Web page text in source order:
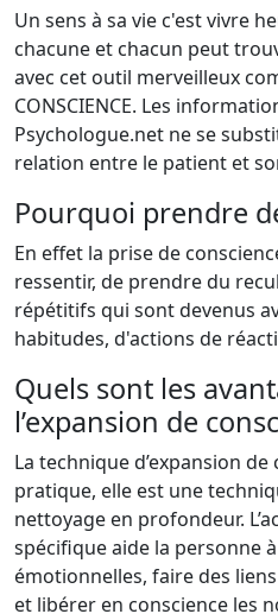
Un sens à sa vie c'est vivre
chacune et chacun peut
avec cet outil merveilleux
CONSCIENCE. Les
Psychologue.net ne se
relation entre le patient et
Pourquoi prendre
En effet la prise de
ressentir, de prendre du
répétitifs qui sont devenus
habitudes, d'actions de
Quels sont les
l’expansion de
La technique d’expansion
pratique, elle est une
nettoyage en profondeur.
spécifique aide la personne
émotionnelles, faire des
et libérer en conscience les